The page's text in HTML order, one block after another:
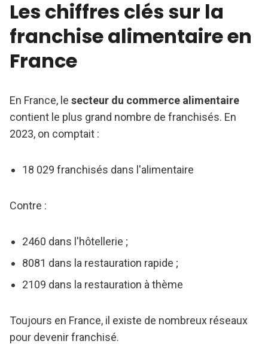
Les chiffres clés sur la
franchise alimentaire en
France
En France, le secteur du commerce alimentaire
contient le plus grand nombre de franchisés. En
2023, on comptait :
18 029 franchisés dans l'alimentaire
Contre :
2460 dans l'hôtellerie ;
8081 dans la restauration rapide ;
2109 dans la restauration à thème
Toujours en France, il existe de nombreux réseaux
pour devenir franchisé.